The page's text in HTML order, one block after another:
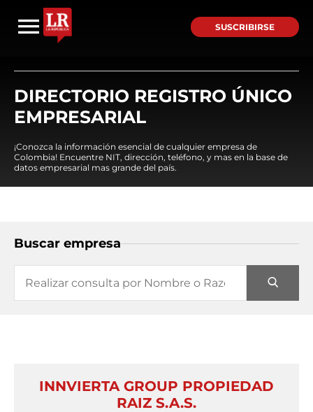
SUSCRIBIRSE
DIRECTORIO REGISTRO ÚNICO
EMPRESARIAL
¡Conozca la información esencial de cualquier empresa de
Colombia! Encuentre NIT, dirección, teléfono, y mas en la base de
datos empresarial mas grande del país.
Buscar empresa
INNVIERTA GROUP PROPIEDAD
RAIZ S.A.S.